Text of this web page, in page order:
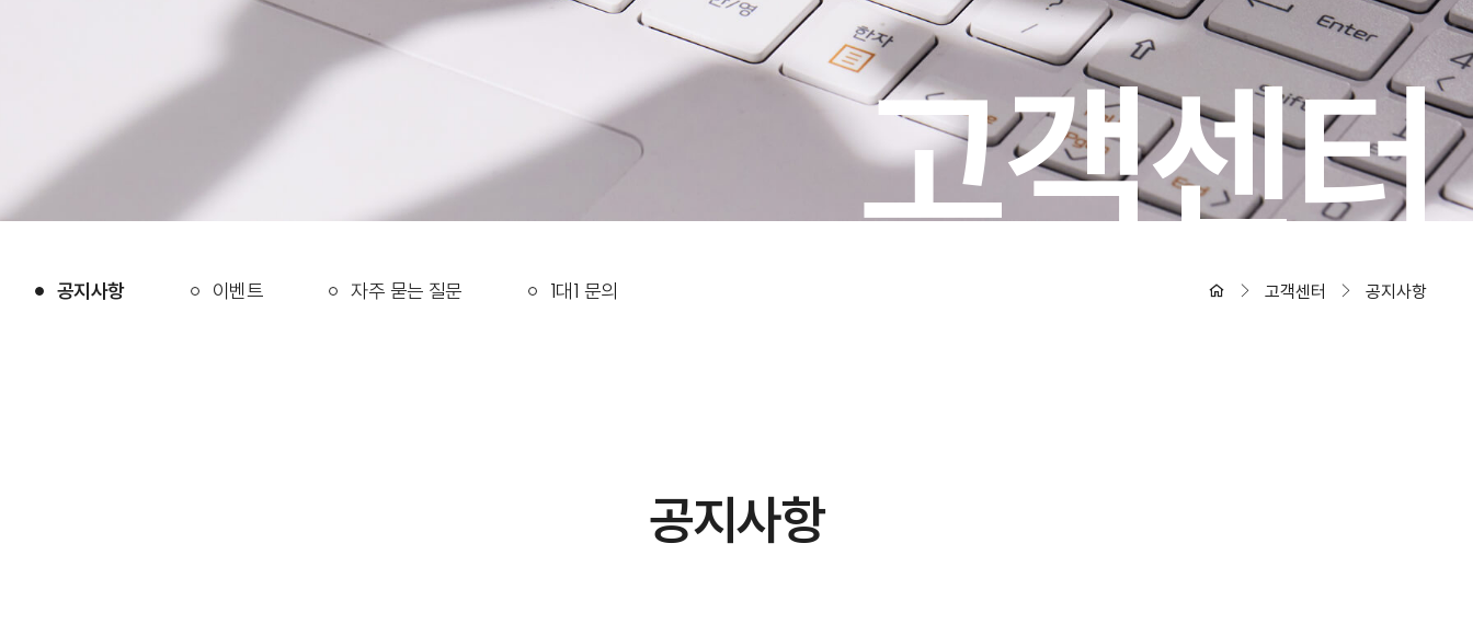
고객센터
공지사항 이벤트 자주 묻는 질문 1대1 문의 고객센터 공지사항
공지사항